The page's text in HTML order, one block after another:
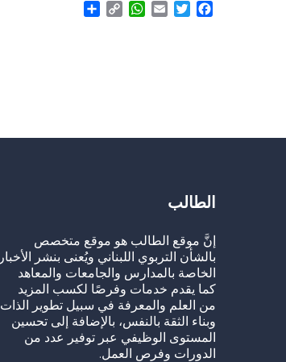
Facebook
Twitter
Email
WhatsApp
Copy
الطالب
إنَّ موقع الطالب هو موقع متخصص
بالشأن التربوي اللبناني ويُعنى بنشر الأخبار
الخاصة بالمدارس والجامعات والمعاهد
كما يقدم خدمات وفرصًا لكسب المزيد
من العلم والمعرفة في سبيل تطوير الذات
وبناء الثقة بالنفس، بالإضافة إلى تحسين
المستوى الوظيفي عبر توفير عدد من
الدورات وفرص العمل.